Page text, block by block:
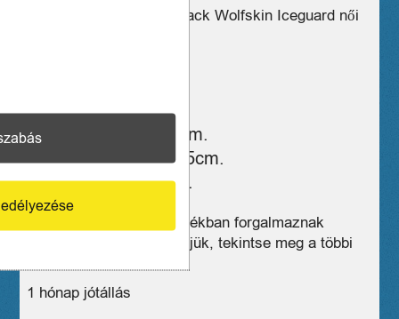
Eladó újszerű állapotú Jack Wolfskin Iceguard női
Szélesség: 65cm.
Hosszúság: 105cm.
Ujjhossz: 67cm.
Üzleteink széles választékban forgalmaznak
hasonló eszközöket, kérjük, tekintse meg a többi
1 hónap jótállás